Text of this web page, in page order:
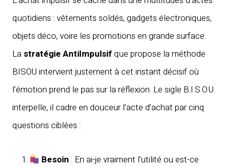
quotidiens : vêtements soldés, gadgets électroniques,
objets déco, voire les promotions en grande surface.
La stratégie AntiImpulsifque propose la méthode
BISOU intervient justement à cet instant décisif où
l’émotion prend le pas sur la réflexion. Le sigle B.I.S.O.U.
interpelle, il cadre en douceur l’acte d’achat par cinq
questions ciblées :
Besoin : En ai-je vraiment l’utilité ou est-ce